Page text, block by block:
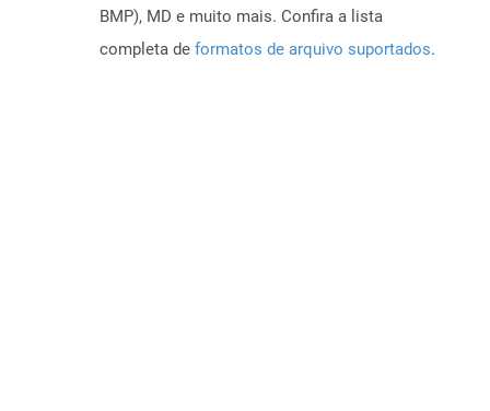
BMP), MD e muito mais. Confira a lista
completa de formatos de arquivo suportados.